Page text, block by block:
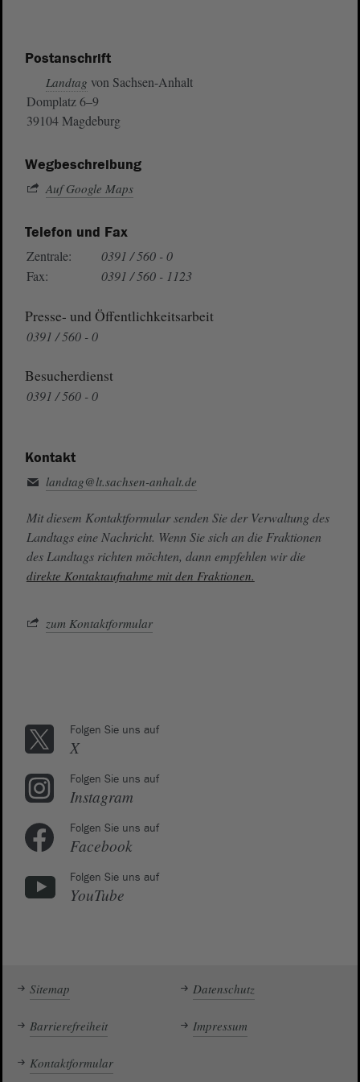
Postanschrift
Landtag von Sachsen-Anhalt
Domplatz 6–9
39104 Magdeburg
Wegbeschreibung
Auf Google Maps
Telefon und Fax
Zentrale:
0391 / 560 - 0
Fax:
0391 / 560 - 1123
Presse- und Öffentlichkeitsarbeit
0391 / 560 - 0
Besucherdienst
0391 / 560 - 0
Kontakt
landtag@lt.sachsen-anhalt.de
Mit diesem Kontaktformular senden Sie der Verwaltung des
Landtags eine Nachricht. Wenn Sie sich an die Fraktionen
des Landtags richten möchten, dann empfehlen wir die
direkte Kontaktaufnahme mit den Fraktionen.
zum Kontaktformular
Folgen Sie uns auf
X
Folgen Sie uns auf
Instagram
Folgen Sie uns auf
Facebook
Folgen Sie uns auf
YouTube
Sitemap Datenschutz
Barrierefreiheit Impressum
Kontaktformular